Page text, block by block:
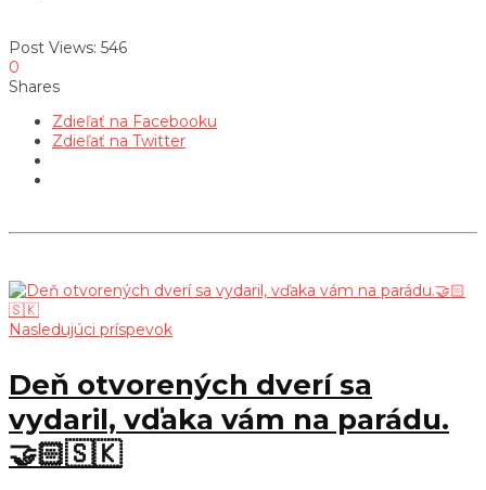
Post Views: 546
0
Shares
Zdieľať na Facebooku
Zdieľať na Twitter
Nasledujúci príspevok
Deň otvorených dverí sa
vydaril, vďaka vám na parádu.
🤝🏻🇸🇰